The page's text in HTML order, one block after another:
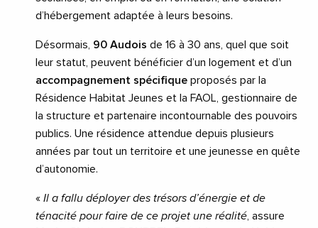
d’hébergement adaptée à leurs besoins.
Désormais, 90 Audois de 16 à 30 ans, quel que soit
leur statut, peuvent bénéficier d’un logement et d’un
accompagnement spécifique proposés par la
Résidence Habitat Jeunes et la FAOL, gestionnaire de
la structure et partenaire incontournable des pouvoirs
publics. Une résidence attendue depuis plusieurs
années par tout un territoire et une jeunesse en quête
d’autonomie.
« Il a fallu déployer des trésors d’énergie et de
ténacité pour faire de ce projet une réalité , assure